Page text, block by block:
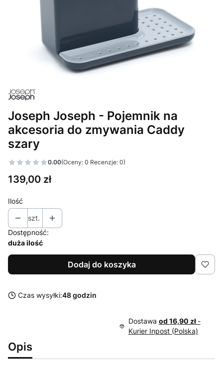
Joseph Joseph - Pojemnik na
akcesoria do zmywania Caddy
szary
0.00(Oceny: 0 Recenzje: 0)
Cena
139,00 zł
Ilość
szt.
Dostępność:
duża ilość
Dodaj do koszyka
Czas wysyłki:48 godzin
Dostawa od 16,90 zł -
Kurier Inpost (Polska)
Opis